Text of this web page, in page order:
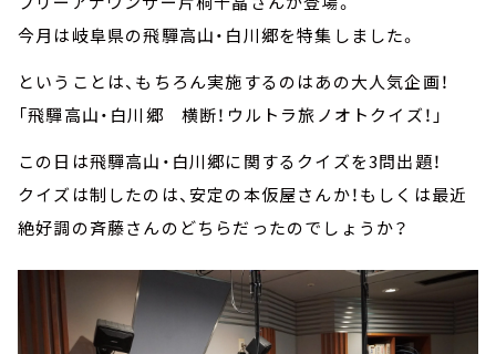
今月は岐阜県の飛驒高山・白川郷を特集しました。
ということは、もちろん実施するのはあの大人気企画！
「飛驒高山・白川郷 横断！ウルトラ旅ノオトクイズ！」
この日は飛驒高山・白川郷に関するクイズを3問出題！
クイズは制したのは、安定の本仮屋さんか！もしくは最近
絶好調の斉藤さんのどちらだったのでしょうか？